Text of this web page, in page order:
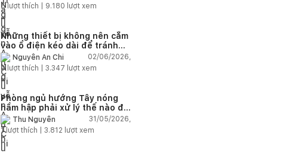
5lượt thích | 9.180 lượt xem
Những thiết bị không nên cắm
vào ổ điện kéo dài để tránh
quá tải và chập cháy trong
nhà
Nguyễn An Chi
02/06/2026,
9lượt thích | 3.347 lượt xem
Phòng ngủ hướng Tây nóng
hầm hập phải xử lý thế nào để
nhà mát hơn?
Thu Nguyễn
31/05/2026,
1lượt thích | 3.812 lượt xem